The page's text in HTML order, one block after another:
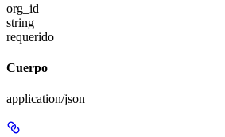
org_id
string
requerido
Cuerpo
application/json